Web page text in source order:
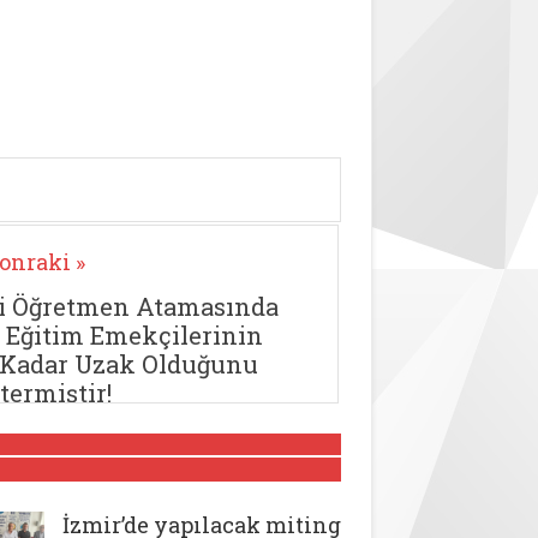
»
Öğretmen Atamasında
Eğitim Emekçilerinin
Uzak Olduğunu
İzmir’de yapılacak miting